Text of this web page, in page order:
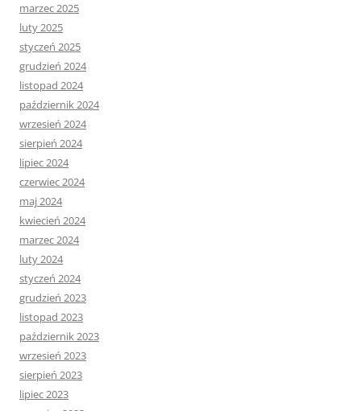
marzec 2025
luty 2025
styczeń 2025
grudzień 2024
listopad 2024
październik 2024
wrzesień 2024
sierpień 2024
lipiec 2024
czerwiec 2024
maj 2024
kwiecień 2024
marzec 2024
luty 2024
styczeń 2024
grudzień 2023
listopad 2023
październik 2023
wrzesień 2023
sierpień 2023
lipiec 2023